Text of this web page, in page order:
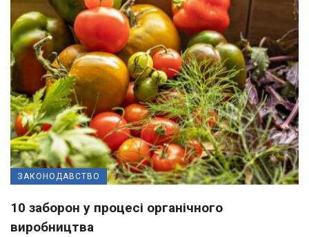
ЗАКОНОДАВСТВО
10 заборон у процесі органічного
виробництва